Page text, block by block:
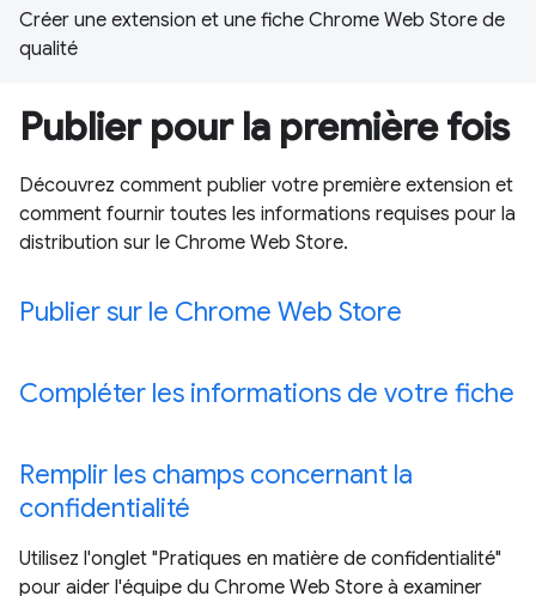
Créer une extension et une fiche Chrome Web Store de
qualité
Publier pour la première fois
Découvrez comment publier votre première extension et
comment fournir toutes les informations requises pour la
distribution sur le Chrome Web Store.
Publier sur le Chrome Web Store
Compléter les informations de votre fiche
Remplir les champs concernant la
confidentialité
Utilisez l'onglet "Pratiques en matière de confidentialité"
pour aider l'équipe du Chrome Web Store à examiner